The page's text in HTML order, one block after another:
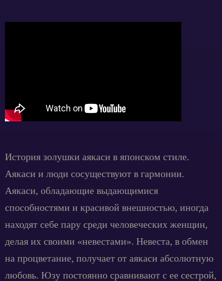
История золушки аякаси в японском стиле.
Аякаси и люди сосуществуют в гармонии.
Аякаси, обладающие выдающимися
способностями и красивой внешностью, иногда
находят себе пару среди человеческих женщин,
делая их своими «невестами». Невеста, в обмен
на процветание, получает от аякаси абсолютную
любовь. Юзу постоянно сравнивают с ее сестрой,